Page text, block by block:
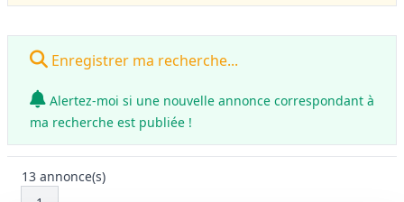
Enregistrer ma recherche...
Alertez-moi si une nouvelle annonce correspondant à
ma recherche est publiée !
13 annonce(s)